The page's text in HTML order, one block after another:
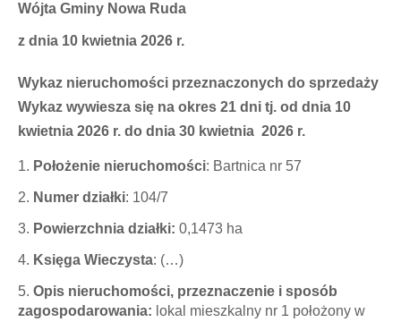
Wójta Gminy Nowa Ruda
z dnia 10 kwietnia 2026 r.
Wykaz nieruchomości przeznaczonych do sprzedaży
Wykaz wywiesza się na okres 21 dni tj. od dnia 10
kwietnia 2026 r. do dnia 30 kwietnia 2026 r.
1. Położenie nieruchomości: Bartnica nr 57
2. Numer działki: 104/7
3. Powierzchnia działki: 0,1473 ha
4. Księga Wieczysta: (…)
5. Opis nieruchomości, przeznaczenie i sposób
zagospodarowania: lokal mieszkalny nr 1 położony w